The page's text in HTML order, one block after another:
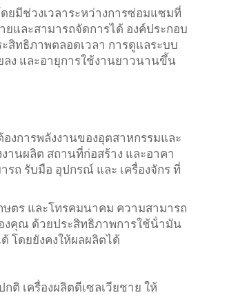
ยมีช่วงเวลาระหว่างการซ่อมแซมที่
และสามารถจัดการได้ องค์ประกอบ
สิทธิภาพตลอดเวลา การดูแลระบบ
ง และอายุการใช้งานยาวนานขึ้น
งการพลังงานของอุตสาหกรรมและ
านผลิต สถานที่ก่อสร้าง และอาคา
ถ รับมือ อุปกรณ์ และ เครื่องจักร ที่
ษตร และโทรคมนาคม ความสามารถ
งคุณ ด้วยประสิทธิภาพการใช้น้ํามัน
โดยยังคงให้ผลผลิตได้
เครื่องผลิตดีเซลเวียชาย ให้